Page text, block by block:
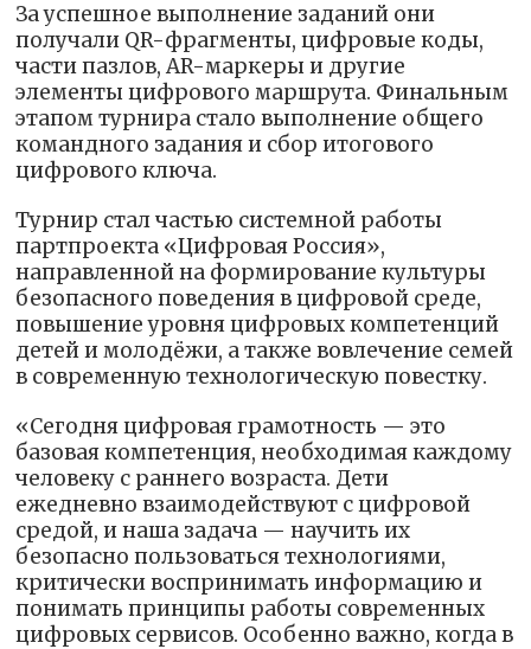
За успешное выполнение заданий они
получали QR-фрагменты, цифровые коды,
части пазлов, AR-маркеры и другие
элементы цифрового маршрута. Финальным
этапом турнира стало выполнение общего
командного задания и сбор итогового
цифрового ключа.
Турнир стал частью системной работы
партпроекта «Цифровая Россия»,
направленной на формирование культуры
безопасного поведения в цифровой среде,
повышение уровня цифровых компетенций
детей и молодёжи, а также вовлечение семей
в современную технологическую повестку.
«Сегодня цифровая грамотность — это
базовая компетенция, необходимая каждому
человеку с раннего возраста. Дети
ежедневно взаимодействуют с цифровой
средой, и наша задача — научить их
безопасно пользоваться технологиями,
критически воспринимать информацию и
понимать принципы работы современных
цифровых сервисов. Особенно важно, когда в